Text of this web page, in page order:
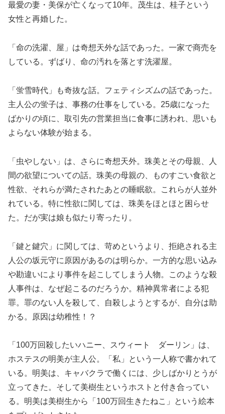
最愛の妻・美保が亡くなって10年。茂生は、桂子という
女性と再婚した。
「命の洗濯、屋」は奇想天外な話であった。一家で商売を
している。ずばり、命の汚れを落とす洗濯屋。
「蛍雪時代」も奇抜な話。フェティシズムの話であった。
主人公の蛍子は、事務の仕事をしている。25歳になった
ばかりの頃に、取引先の営業担当に食事に誘われ、思いも
よらない体験が始まる。
「虫やしない」は、さらに奇想天外。珠美とその母親、人
間の欲望についての話。珠美の母親の、ものすごい食欲と
性欲、それらが満たされたあとの睡眠欲。これらが人並外
れている。特に性欲に関しては、珠美をほとほと困らせ
た。だが実は娘も似たり寄ったり。
「鍵と鍵穴」に関しては、苛めというより、拒絶される主
人公の坂元守に原因があるのは明らか。一方的な思い込み
や勘違いにより事件を起こしてしまう人物。このような殺
人事件は、なぜ起こるのだろうか。精神異常者による犯
罪。罪のない人を殺して、自殺しようとするが、自分は助
かる。原因は幼稚性！？
「100万回殺したいハニー、スウィート ダーリン」は、
ホステスの明美が主人公。「私」という一人称で書かれて
いる。明美は、キャバクラで働くには、少しばかりとうが
立ってきた。そして美樹生というホストと付き合ってい
る。明美は美樹生から「100万回生きたねこ」という絵本